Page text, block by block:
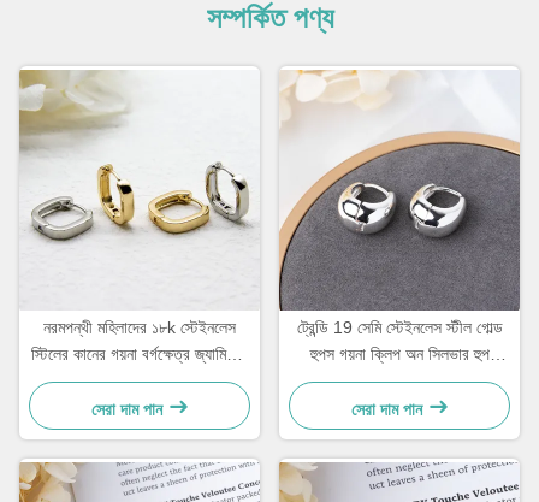
সম্পর্কিত পণ্য
নরমপন্থী মহিলাদের ১৮k স্টেইনলেস
স্টিলের কানের গয়না বর্গক্ষেত্র জ্যামিতিক
আকারের দুল
সেরা দাম পান
ট্রেন্ডি 19 সেমি স্টেইনলেস স্টীল গোল্ড
হুপস গয়না ক্লিপ অন সিলভার হুপ
Huggie
সেরা দাম পান